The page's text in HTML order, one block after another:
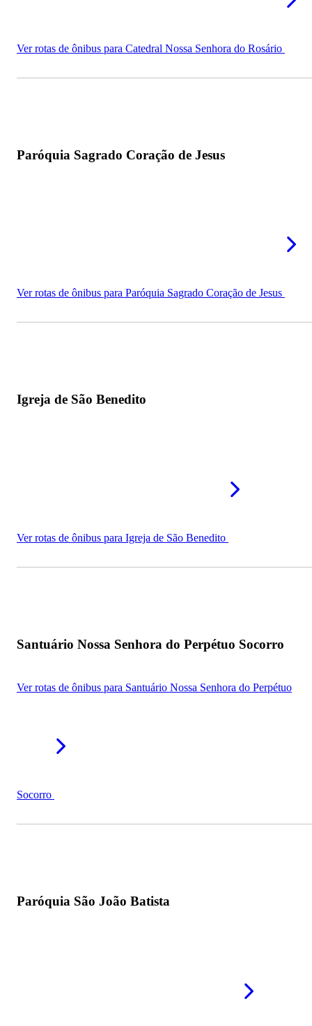
Ver rotas de ônibus para Catedral Nossa Senhora do Rosário
Paróquia Sagrado Coração de Jesus
Ver rotas de ônibus para Paróquia Sagrado Coração de Jesus
Igreja de São Benedito
Ver rotas de ônibus para Igreja de São Benedito
Santuário Nossa Senhora do Perpétuo Socorro
Ver rotas de ônibus para Santuário Nossa Senhora do Perpétuo
Socorro
Paróquia São João Batista